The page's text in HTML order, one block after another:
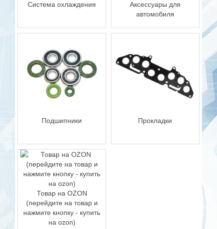
Система охлаждения
Аксессуары для
автомобиля
Подшипники Прокладки
Товар на OZON
(перейдите на товар и
нажмите кнопку - купить
на ozon)